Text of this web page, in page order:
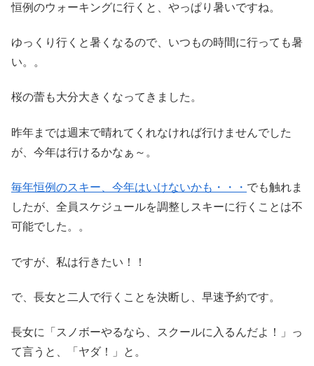
恒例のウォーキングに行くと、やっぱり暑いですね。
ゆっくり行くと暑くなるので、いつもの時間に行っても暑
い。。
桜の蕾も大分大きくなってきました。
昨年までは週末で晴れてくれなければ行けませんでした
が、今年は行けるかなぁ～。
毎年恒例のスキー、今年はいけないかも・・・ でも触れま
したが、全員スケジュールを調整しスキーに行くことは不
可能でした。。
ですが、私は行きたい！！
で、長女と二人で行くことを決断し、早速予約です。
長女に「スノボーやるなら、スクールに入るんだよ！」っ
て言うと、「ヤダ！」と。